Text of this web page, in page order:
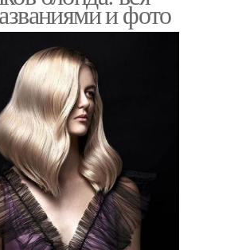
и фото